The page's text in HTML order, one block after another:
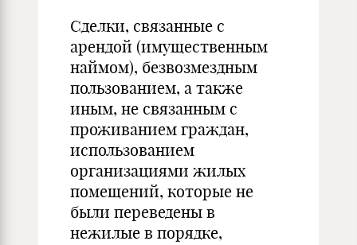
Сделки, связанные с
арендой (имущественным
наймом), безвозмездным
пользованием, а также
иным, не связанным с
проживанием граждан,
использованием
организациями жилых
помещений, которые не
были переведены в
нежилые в порядке,